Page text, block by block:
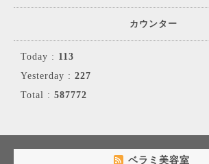
カウンター
Today : 113
Yesterday : 227
Total : 587772
ベラミ美容室